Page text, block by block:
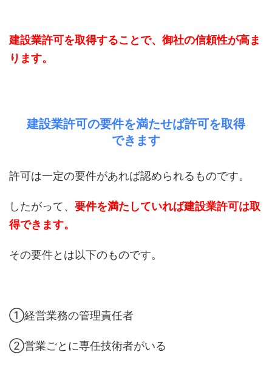
建設業許可を取得することで、御社の信頼性が高ま
ります。
建設業許可の要件を満たせば許可を取得
できます
許可は一定の要件があれば認められるものです。
したがって、 要件を満たしていれば建設業許可は取
得できます。
その要件とは以下のものです。
①経営業務の管理責任者
②営業ごとに専任技術者がいる